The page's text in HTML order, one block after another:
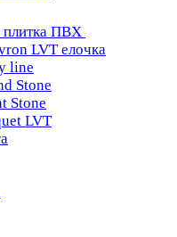
плитка ПВХ
LVT елочка
line
Stone
Stone
LVT